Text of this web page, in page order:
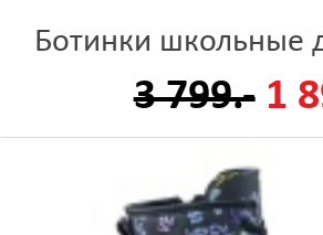
Ботинки школьные
3 799.- 1